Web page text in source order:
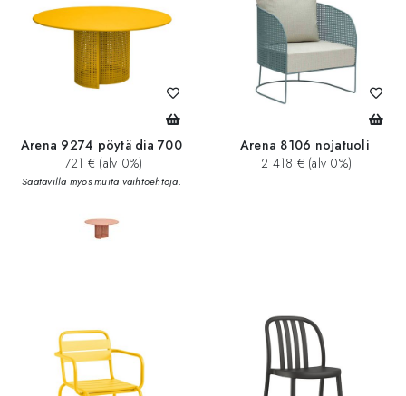
Arena 9274 pöytä dia 700
721 € (alv 0%)
Saatavilla myös muita vaihtoehtoja.
Arena 8106 nojatuoli
2 418 € (alv 0%)